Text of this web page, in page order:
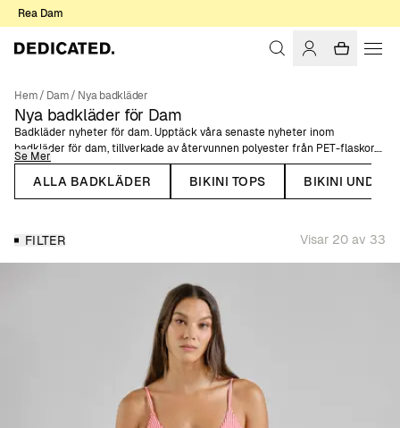
Rea Dam
Hem/ Dam/ Nya badkläder
Nya badkläder för Dam
Badkläder nyheter för dam. Upptäck våra senaste nyheter inom
badkläder för dam, tillverkade av återvunnen polyester från PET-flaskor.
Här hittar du nytillkomna säsongsfärger och tryck.
Vårt sortiment av badkläder för dam omfattar baddräkter och bikinis i
triangelbikini eller en sportig baddräkt så hittar du det här! Om du
behöver lite extra hjälp med att hitta de perfekta badkläderna för dig,
Se Mer
ALLA BADKLÄDER BIKINI TOPS BIKINI
FILTER Visar 20 av 33